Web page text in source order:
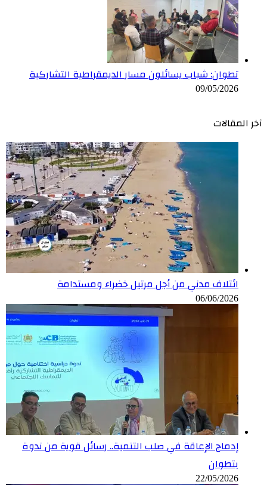
تطوان: شباب يسائلون مسار الديمقراطية التشاركية
09/05/2026
آخر المقالات
ائتلاف مدني من أجل مرتيل خضراء ومستدامة
06/06/2026
إدماج الإعاقة في صلب التنمية.. رسائل قوية من ندوة
بتطوان
22/05/2026